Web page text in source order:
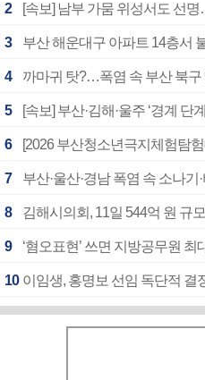
2 [속보] 남부 가뭄 위성서도 선
3 부산 해운대구 아파트 14층서
4 까마귀 탓?…폭염 속 부산 북구
5 [속보] 부산·김해·울주 ‘경계
6
7 부산·울산·경남 폭염 속 소나
8 김해시의회, 11일 544억 원 규
9 ‘혐오표현’ 쓰면 지방공무원 최
10 이임생, 홍명보 선임 독단적